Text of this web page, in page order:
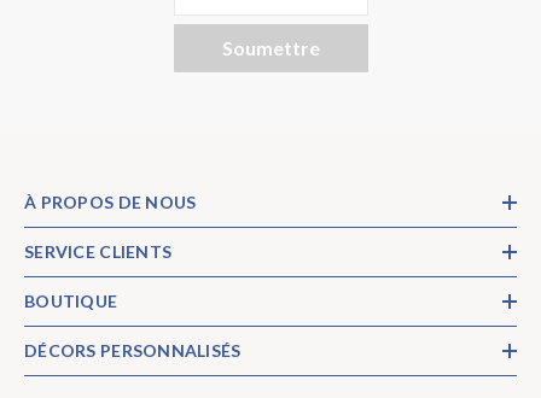
Soumettre
À PROPOS DE NOUS
SERVICE CLIENTS
BOUTIQUE
DÉCORS PERSONNALISÉS